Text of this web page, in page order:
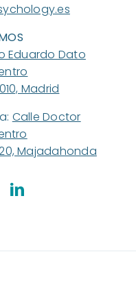
Eduardo Dato
Madrid
Calle Doctor
Majadahonda